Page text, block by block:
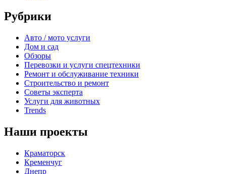
Рубрики
Авто / мото услуги
Дом и сад
Обзоры
Перевозки и услуги спецтехники
Ремонт и обслуживание техники
Строительство и ремонт
Советы эксперта
Услуги для животных
Trends
Наши проекты
Краматорск
Кременчуг
Днепр